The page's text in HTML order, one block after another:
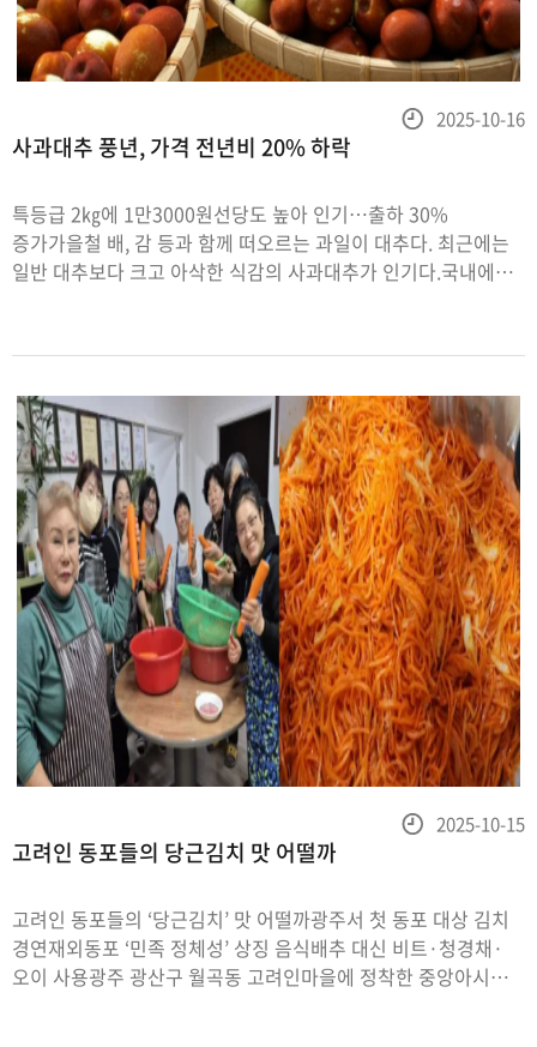
사과대추 풍년, 가격 전년비 20% 하락
특등급 2㎏에 1만3000원선당도 높아 인기…출하 30%
증가가을철 배, 감 등과 함께 떠오르는 과일이 대추다. 최근에는
일반 대추보다 크고 아삭한 식감의 사과대추가 인기다.국내에서
수확하기 때문에 가을이
등
2025-10-16
고려인 동포들의 당근김치 맛 어떨까
고려인 동포들의 ‘당근김치’ 맛 어떨까광주서 첫 동포 대상 김치
경연재외동포 ‘민족 정체성’ 상징 음식배추 대신 비트·청경채·
오이 사용광주 광산구 월곡동 고려인마을에 정착한 중앙아시아
등
2025-10-15